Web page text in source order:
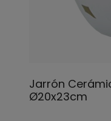
Jarrón
Ø20x23cm